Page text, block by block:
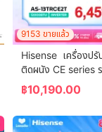
9153 ขายแล้ว
Hisense  เครื่องปรั
ติดผนัง CE series
Inverter 12000
AS-13TRCE2T
฿10,190.00